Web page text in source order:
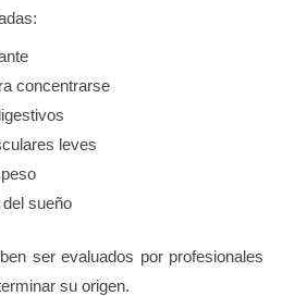
concentrarse
leves
sueño
ser evaluados por profesionales
su origen.